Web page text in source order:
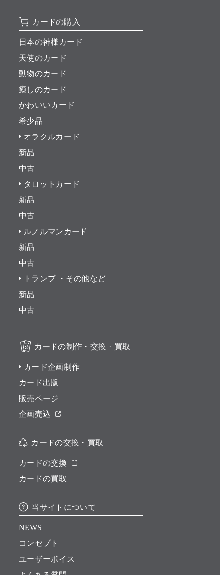
カードの購入
日本の神様カード
天使のカード
動物のカード
癒しのカード
かわいいカード
希少品
オラクルカード
新品
中古
タロットカード
新品
中古
ルノルマンカード
新品
中古
トランプ ・その他など
新品
中古
カードの制作・交換・買取
カード企画制作
カード出版
販売ページ
企画売込
カードの交換・買取
カードの交換
カードの買取
当サイトについて
NEWS
コンセプト
ユーザーボイス